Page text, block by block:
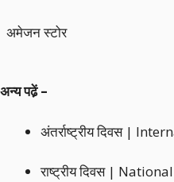
अमेजन स्टोर
अन्य पढे़ं –
अंतर्राष्ट्रीय दिवस |
राष्ट्रीय दिवस |